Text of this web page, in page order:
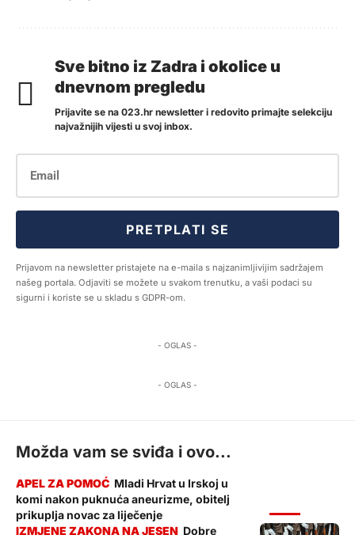
Sve bitno iz Zadra i okolice u
dnevnom pregledu
Prijavite se na 023.hr newsletter i redovito primajte selekciju
najvažnijih vijesti u svoj inbox.
PRETPLATI SE
Prijavom na newsletter pristajete na e-maila s najzanimljivijim sadržajem
našeg portala. Odjaviti se možete u svakom trenutku, a vaši podaci su
sigurni i koriste se u skladu s GDPR-om.
- OGLAS -
- OGLAS -
Možda vam se sviđa i ovo...
Mladi Hrvat u Irskoj u
komi nakon puknuća aneurizme, obitelj
prikuplja novac za liječenje
Dobre